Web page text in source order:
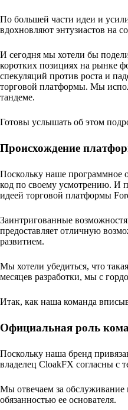
По большей части идеи и
вдохновляют энтузиастов на
И сегодня мы хотели бы
коротких позициях на рынке
спекуляций против роста и
торговой платформы. Мы
тандеме.
Готовы услышать об этом
Происхождение
Поскольку наше программное
код по своему усмотрению. И
идеей торговой платформы
Заинтригованные
предоставляет отличную
развитием.
Мы хотели убедиться, что
месяцев разработки, мы с
Итак, как наша команда
Официальная роль
Поскольку наша бренд
владелец CloakFX согласны с
Мы отвечаем за обслуживание
обязанностью ее основателя.